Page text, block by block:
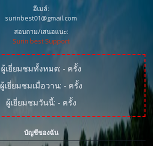
อีเมล์:
surinbest01@gmail.com
สอบถาม/เสนอแนะ:
Surin best Support
ผู้เยี่ยมชมทั้งหมด: - ครั้ง
ผู้เยี่ยมชมเมื่อวาน: - ครั้ง
ผู้เยี่ยมชมวันนี้: - ครั้ง
บัญชีของฉัน